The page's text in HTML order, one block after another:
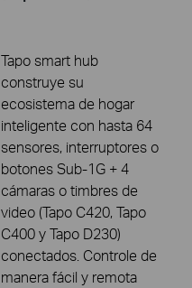
Tapo smart hub
construye su
ecosistema de hogar
inteligente con hasta 64
sensores, interruptores o
botones Sub-1G + 4
cámaras o timbres de
video (Tapo C420, Tapo
C400 y Tapo D230)
conectados. Controle de
manera fácil y remota